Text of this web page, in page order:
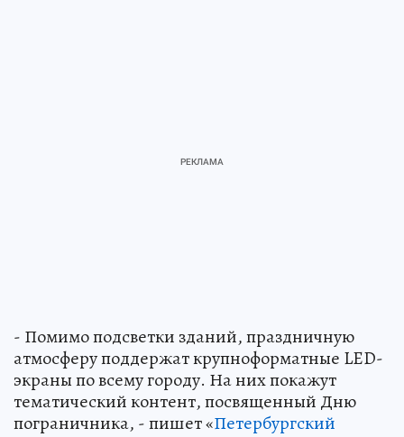
- Помимо подсветки зданий, праздничную
атмосферу поддержат крупноформатные LED-
экраны по всему городу. На них покажут
тематический контент, посвященный Дню
пограничника, - пишет «Петербургский